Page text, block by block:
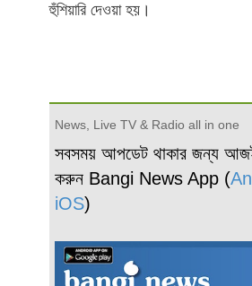
হুঁশিয়ারি দেওয়া হয়।
News, Live TV & Radio all in one
সবসময় আপডেট থাকার জন্য
করুন Bangi News App (
iOS)